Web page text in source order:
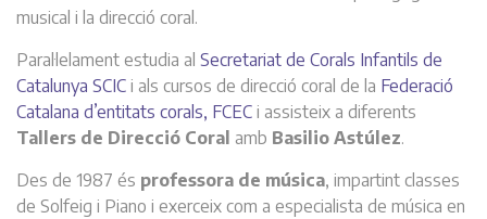
musical i la direcció coral.
Paral·lelament estudia al Secretariat de Corals Infantils de
Catalunya SCIC i als cursos de direcció coral de la Federació
Catalana d’entitats corals, FCEC i assisteix a diferents
Tallers de Direcció Coral amb Basilio Astúlez.
Des de 1987 és professora de música, impartint classes
de Solfeig i Piano i exerceix com a especialista de música en